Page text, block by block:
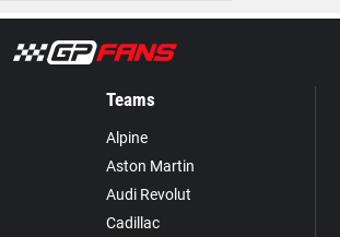
Teams
Alpine
Aston Martin
Audi Revolut
Cadillac